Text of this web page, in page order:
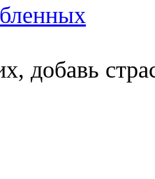
добавь